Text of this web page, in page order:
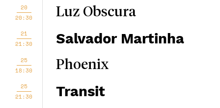
20
20:30
Luz Obscura
21
21:30
Salvador Martinha
25
18:30
Phoenix
25
21:30
Transit